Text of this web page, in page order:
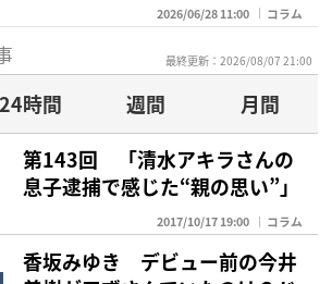
2026/06/28 11:00 コラム
最終更新：2026/08/07 21:00
24時間 週間
月間
第143回 「清水アキラさんの
息子逮捕で感じた“親の思い”」
2017/10/17 19:00 コラム
香坂みゆき デビュー前の今井